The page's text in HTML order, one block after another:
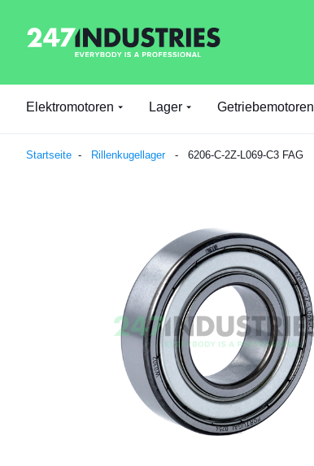
Elektromotoren Lager Getriebemotoren
Startseite Rillenkugellager 6206-C-2Z-L069-C3 FAG